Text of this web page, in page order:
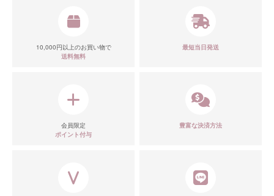
10,000円以上のお買い物で
送料無料
最短当日発送
会員限定
ポイント付与
豊富な決済方法